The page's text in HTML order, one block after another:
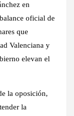
en
oficial de
que
Valenciana y
elevan el
la oposición,
la